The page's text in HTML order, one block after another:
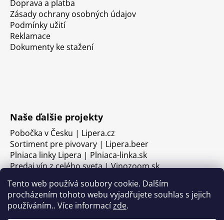
Tento web používá soubory cookie. Dalším
procházením tohoto webu vyjadřujete souhlas s jejich
používáním.. Více informacízde.
Doprava a platba
Zásady ochrany osobných údajov
Podmínky užití
Reklamace
Dokumenty ke stažení
Naše ďalšie projekty
Pobočka v Česku | Lipera.cz
Sortiment pre pivovary | Lipera.beer
Plniaca linky Lipera | Plniaca-linka.sk
Predaj vín z celého sveta | Vinozoom.sk